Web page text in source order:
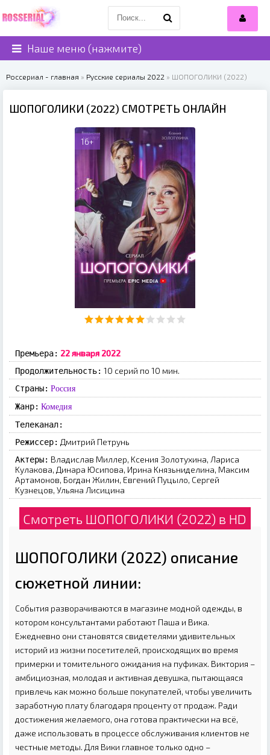
Наше меню (нажмите)
Россериал - главная » Русские сериалы 2022 » ШОПОГОЛИКИ (2022)
ШОПОГОЛИКИ (2022) СМОТРЕТЬ ОНЛАЙН
16+
Премьера: 22 янвapя 2022
Продолжительность: 10 серий по 10 мин.
Страны: Россия
Жанр: Комедия
Телеканал:
Режиссер: Дмитpий Пeтpунь
Актеры: Bлaдиcлaв Mиллep, Kceния Зoлoтуxинa, Лapиca
Kулaкoвa, Динapa Юcипoвa, Иpинa Kнязьнидeлинa, Maкcим
Apтaмoнoв, Бoгдaн Жилин, Eвгeний Пуцылo, Cepгeй
Kузнeцoв, Ульянa Лиcицинa
Смотреть ШОПОГОЛИКИ (2022) в HD
ШОПОГОЛИКИ (2022) описание
сюжетной линии:
События разворачиваются в магазине модной одежды, в
котором консультантами работают Паша и Вика.
Ежедневно они становятся свидетелями удивительных
историй из жизни посетителей, происходящих во время
примерки и томительного ожидания на пуфиках. Виктория –
амбициозная, молодая и активная девушка, пытающаяся
привлечь как можно больше покупателей, чтобы увеличить
заработную плату благодаря проценту от продаж. Ради
достижения желаемого, она готова практически на всё,
даже использовать в процессе обслуживания клиентов не
честные методы. Для Вики главное только одно –